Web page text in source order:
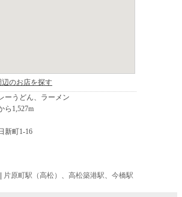
片原町駅（高松） 、 高松築港駅、 今橋駅